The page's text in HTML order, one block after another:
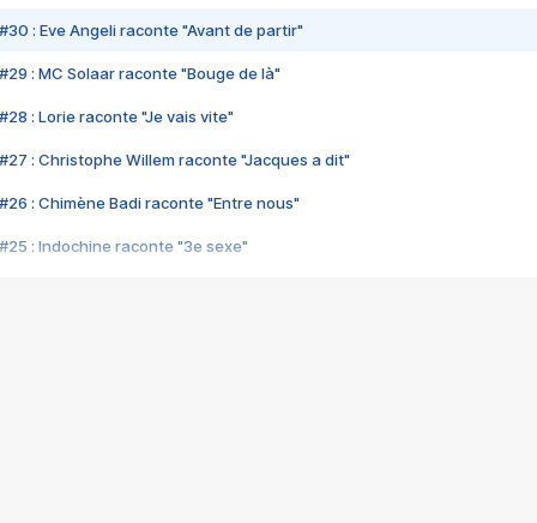
#30 : Eve Angeli raconte "Avant de partir"
#29 : MC Solaar raconte "Bouge de là"
#28 : Lorie raconte "Je vais vite"
#27 : Christophe Willem raconte "Jacques a dit"
#26 : Chimène Badi raconte "Entre nous"
#25 : Indochine raconte "3e sexe"